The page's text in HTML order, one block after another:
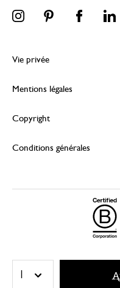
Vie privée
Mentions légales
Copyright
Conditions générales
© 2026 Dille &